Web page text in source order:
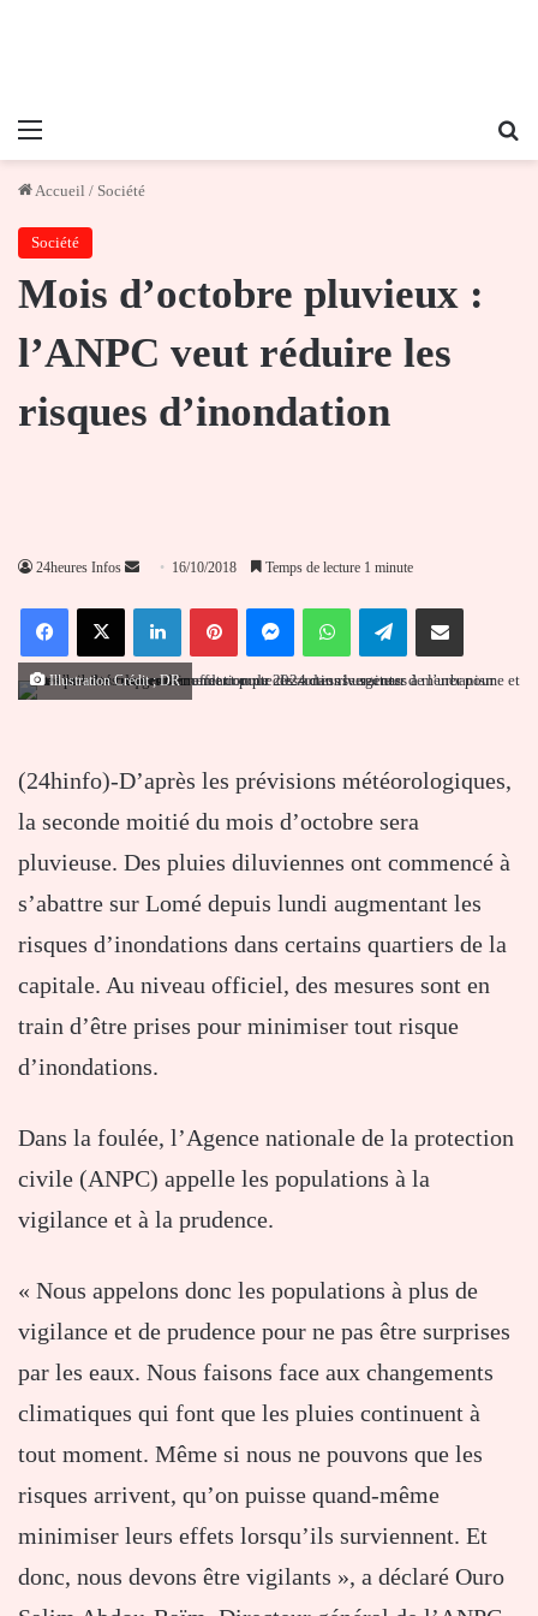
Menu
Accueil / Société
Société
Mois d’octobre pluvieux :
l’ANPC veut réduire les
risques d’inondation
24heures Infos
Envoyer
courriel
16/10/2018 Temps de lecture 1 minute
FacebookX LinkedinPinterestMessengerWhatsAppTelegramPartager par email
Illustration Crédit ; DR
(24hinfo)-D’après les prévisions météorologiques,
la seconde moitié du mois d’octobre sera
pluvieuse. Des pluies diluviennes ont commencé à
s’abattre sur Lomé depuis lundi augmentant les
risques d’inondations dans certains quartiers de la
capitale. Au niveau officiel, des mesures sont en
train d’être prises pour minimiser tout risque
d’inondations.
Dans la foulée, l’Agence nationale de la protection
civile (ANPC) appelle les populations à la
vigilance et à la prudence.
« Nous appelons donc les populations à plus de
vigilance et de prudence pour ne pas être surprises
par les eaux. Nous faisons face aux changements
climatiques qui font que les pluies continuent à
tout moment. Même si nous ne pouvons que les
risques arrivent, qu’on puisse quand-même
minimiser leurs effets lorsqu’ils surviennent. Et
donc, nous devons être vigilants », a déclaré Ouro